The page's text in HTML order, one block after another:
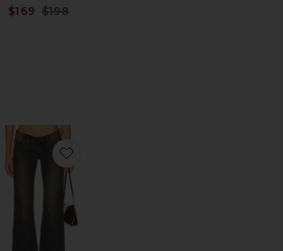
$169 $198
With Lock Hardware Bag
Top